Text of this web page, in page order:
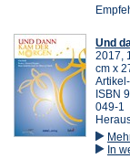
Und
2017,
cm x
ISBN
049-1
In